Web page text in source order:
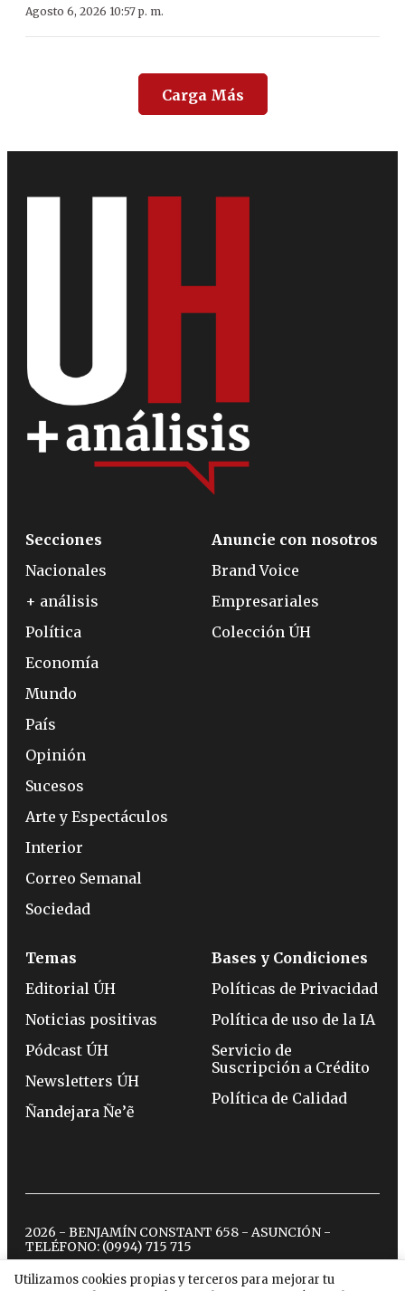
Agosto 6, 2026 10:57 p. m.
Carga Más
Utilizamos cookies propias y terceros para mejorar tu
Secciones
Nacionales
+ análisis
Política
Economía
Mundo
País
Opinión
Sucesos
Arte y Espectáculos
Interior
Correo Semanal
Sociedad
Anuncie con nosotros
Brand Voice
Empresariales
Colección ÚH
Temas
Editorial ÚH
Noticias positivas
Pódcast ÚH
Newsletters ÚH
Ñandejara Ñe’ẽ
Bases y Condiciones
Políticas de Privacidad
Política de uso de la IA
Servicio de
Suscripción a Crédito
Política de Calidad
2026 - BENJAMÍN CONSTANT 658 - ASUNCIÓN -
TELÉFONO: (0994) 715 715